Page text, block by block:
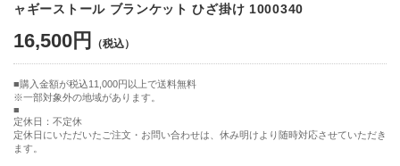
ャギーストール ブランケット ひざ掛け 1000340
16,500円
購入金額が税込11,000円以上で送料無料
※一部対象外の地域があります。
定休日：不定休
定休日にいただいたご注文・お問い合わせは、休み明けより随時対応させていただき
ます。